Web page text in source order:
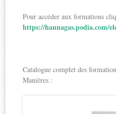
Pour accéder aux formations
https://hannagas.podia.com/
Catalogue complet des
Manières :